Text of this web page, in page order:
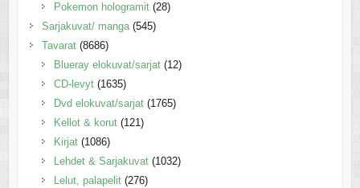
Pokemon hologramit (28)
Sarjakuvat/ manga (545)
Tavarat (8686)
Blueray elokuvat/sarjat (12)
CD-levyt (1635)
Dvd elokuvat/sarjat (1765)
Kellot & korut (121)
Kirjat (1086)
Lehdet & Sarjakuvat (1032)
Lelut, palapelit (276)